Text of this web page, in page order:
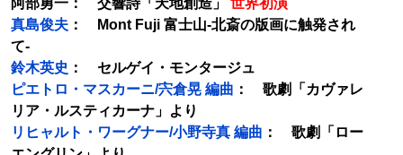
阿部勇一： 交響詩「天地創造」 世界初演
真島俊夫 ： Mont Fuji 富士山-北斎の版画に触発され
て-
鈴木英史 ： セルゲイ・モンタージュ
ピエトロ・マスカーニ/宍倉晃 編曲 ： 歌劇「カヴァレ
リア・ルスティカーナ」より
リヒャルト・ワーグナー/小野寺真 編曲 ： 歌劇「ロー